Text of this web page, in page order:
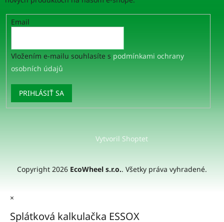
Email
Vložením e-mailu souhlasíte s podmínkami ochrany
osobních údajů
PRIHLÁSIŤ SA
Vytvoril Shoptet
Copyright 2026 EcoWheel s.r.o.. Všetky práva vyhradené.
×
Splátková kalkulačka ESSOX